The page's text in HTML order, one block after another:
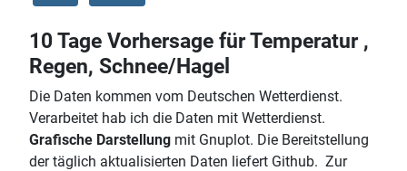
10 Tage Vorhersage für Temperatur ,
Regen, Schnee/Hagel
Die Daten kommen vom Deutschen Wetterdienst.
Verarbeitet hab ich die Daten mit Wetterdienst.
Grafische Darstellung mit Gnuplot. Die Bereitstellung
der täglich aktualisierten Daten liefert Github. Zur